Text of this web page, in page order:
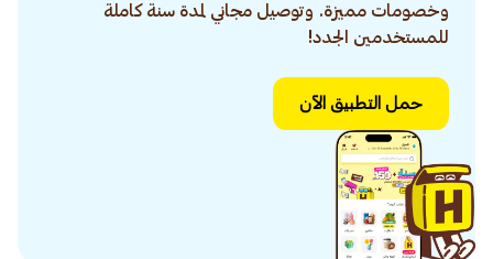
وخصومات مميزة. وتوصيل مجاني لمدة سنة كاملة
للمستخدمين الجدد!
حمل التطبيق الآن